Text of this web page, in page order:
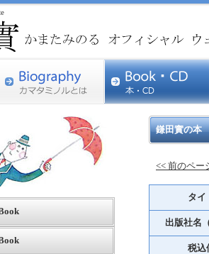
鎌田實の本
<< 前のペー
タイ
出版社名
税込